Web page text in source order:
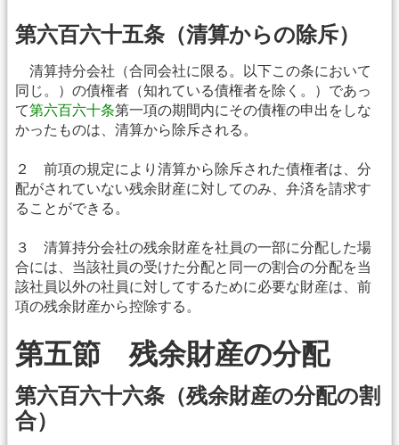
第六百六十五条（清算からの除斥）
清算持分会社（合同会社に限る。以下この条において
同じ。）の債権者（知れている債権者を除く。）であっ
て第六百六十条第一項の期間内にその債権の申出をしな
かったものは、清算から除斥される。
２ 前項の規定により清算から除斥された債権者は、分
配がされていない残余財産に対してのみ、弁済を請求す
ることができる。
３ 清算持分会社の残余財産を社員の一部に分配した場
合には、当該社員の受けた分配と同一の割合の分配を当
該社員以外の社員に対してするために必要な財産は、前
項の残余財産から控除する。
第五節 残余財産の分配
第六百六十六条（残余財産の分配の割
合）